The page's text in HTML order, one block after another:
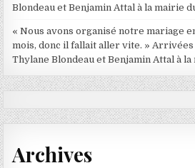
Blondeau et Benjamin Attal à la mairie
« Nous avons organisé notre mariage
mois, donc il fallait aller vite. » Arrivées
Thylane Blondeau et Benjamin Attal à la
Archives